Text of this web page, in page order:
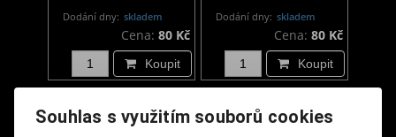
Dodání dny: skladem
Cena: 80 Kč
Koupit
Dodání dny: skladem
Cena: 80 Kč
Koupit
Souhlas s využitím souborů cookies